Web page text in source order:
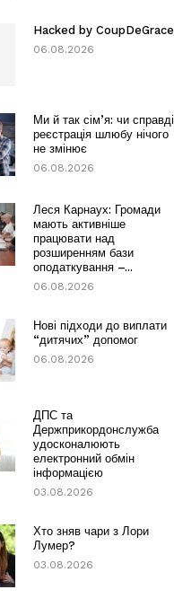
Hacked by CoupDeGrace
06.08.2026
Ми й так сім’я: чи справді
реєстрація шлюбу нічого
не змінює
06.08.2026
Леся Карнаух: Громади
мають активніше
працювати над
розширенням бази
оподаткування –...
06.08.2026
Нові підходи до виплати
“дитячих” допомог
06.08.2026
ДПС та
Держприкордонслужба
удосконалюють
електронний обмін
інформацією
03.08.2026
Хто зняв чари з Лори
Лумер?
03.08.2026